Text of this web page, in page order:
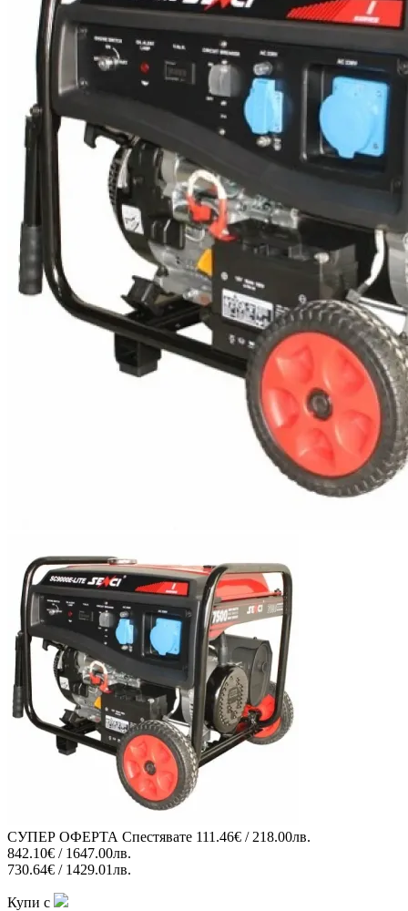
СУПЕР ОФЕРТА Спестявате 111.46€ / 218.00лв.
842.10€ / 1647.00лв.
730.64€ / 1429.01лв.
Купи с